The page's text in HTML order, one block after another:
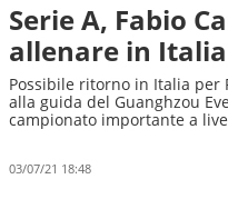
Serie A, Fabio
allenare in Italia
Possibile ritorno in Italia per
alla guida del Guanghzou
campionato importante a
03/07/21 18:48